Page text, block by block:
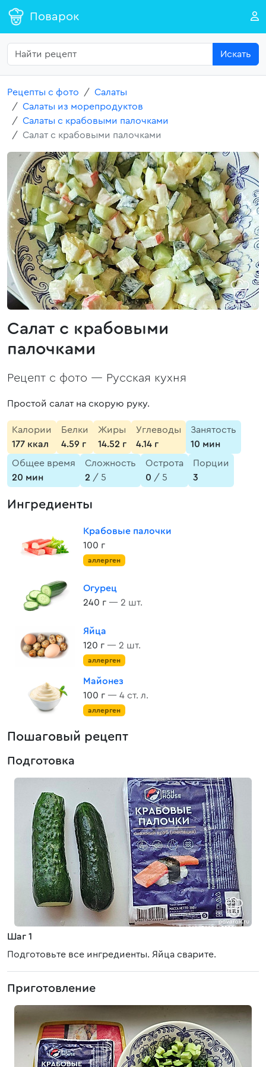
Поварок
Искать
Рецепты с фото
Салаты
Салаты из морепродуктов
Салаты с крабовыми палочками
Салат с крабовыми палочками
Салат с крабовыми
палочками
Рецепт с фото — Русская кухня
Простой салат на скорую руку.
Калории
177 ккал
Белки
4.59 г
Жиры
14.52 г
Углеводы
4.14 г
Занятость
10 мин
Общее время
20 мин
Сложность
2 / 5
Острота
0 / 5
Порции
3
Ингредиенты
Крабовые палочки
100 г
аллерген
Огурец
240 г — 2 шт.
Яйца
120 г — 2 шт.
аллерген
Майонез
100 г — 4 ст. л.
аллерген
Пошаговый рецепт
Подготовка
Шаг 1
Подготовьте все ингредиенты. Яйца сварите.
Приготовление